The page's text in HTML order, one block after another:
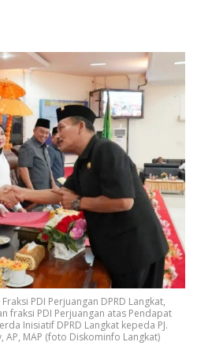
PDI Perjuangan DPRD Langkat,
fraksi PDI Perjuangan atas Pendapat
Inisiatif DPRD Langkat kepeda PJ.
AP, MAP (foto Diskominfo Langkat)